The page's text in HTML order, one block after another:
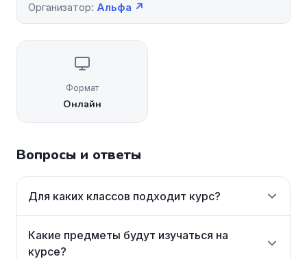
Организатор: Альфа ↗
Формат
Онлайн
Вопросы и ответы
Для каких классов подходит курс?
Какие предметы будут изучаться на
курсе?